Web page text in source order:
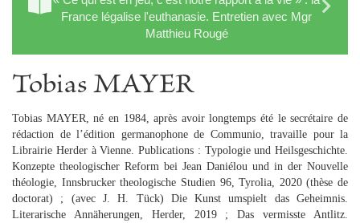
France légalise l'euthanasie. Entretien avec Mgr
Matthieu Rougé
Tobias MAYER
Tobias MAYER, né en 1984, après avoir longtemps été le secrétaire de
rédaction de l’édition germanophone de Communio, travaille pour la
Librairie Herder à Vienne. Publications : Typologie und Heilsgeschichte.
Konzepte theologischer Reform bei Jean Daniélou und in der Nouvelle
théologie, Innsbrucker theologische Studien 96, Tyrolia, 2020 (thèse de
doctorat) ; (avec J. H. Tück) Die Kunst umspielt das Geheimnis.
Literarische Annäherungen, Herder, 2019 ; Das vermisste Antlitz.